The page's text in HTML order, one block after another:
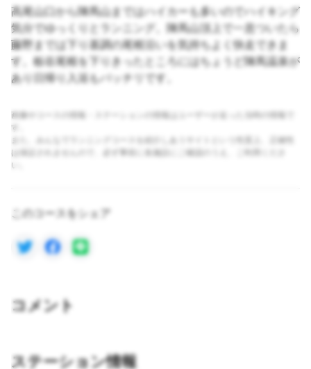
高尾山口から陣馬山まではハイカーも多いのでハイキング
気分でゆっくりとランニング。陣馬山頂上で一息ついたら
藤野までは下り基調の尾根沿いを気持ちよく快走できま
す。栃谷尾根を下りきったところにはちょうど陣馬温泉が
あり日帰り入浴もバッチリです。
画像やコースの情報・ステーションの情報はユーザーが走った当時の情報で
す。
また、みんなでランニングコースを紹介しあうサイトという性質上、正確性
は保証されませんので、必ず事前に各施設にご確認のうえ、ご利用くださ
い。
このコースをシェア
コメント
ステーション情報